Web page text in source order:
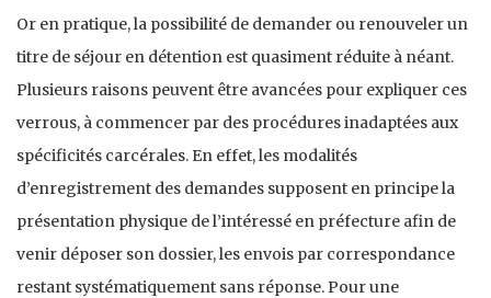
Or en pratique, la possibilité de demander ou renouveler un
titre de séjour en détention est quasiment réduite à néant.
Plusieurs raisons peuvent être avancées pour expliquer ces
verrous, à commencer par des procédures inadaptées aux
spécificités carcérales. En effet, les modalités
d’enregistrement des demandes supposent en principe la
présentation physique de l’intéressé en préfecture afin de
venir déposer son dossier, les envois par correspondance
restant systématiquement sans réponse. Pour une